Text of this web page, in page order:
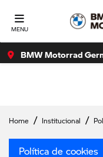
suporte para leitor de
mais sobre
MENU
BMW Motorrad
Home Institucional
Política de cookies